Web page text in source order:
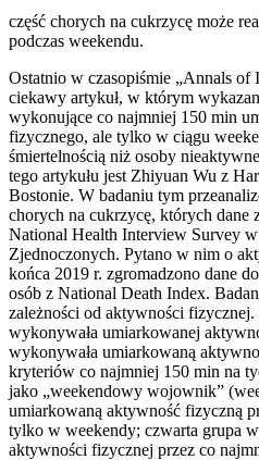
część chorych na cukrzycę może
podczas weekendu.
Ostatnio w czasopiśmie „Annals of
ciekawy artykuł, w którym
wykonujące co najmniej 150 min
fizycznego, ale tylko w ciągu
śmiertelnością niż osoby
tego artykułu jest Zhiyuan Wu z
Bostonie. W badaniu tym
chorych na cukrzycę, których dane
National Health Interview Survey
Zjednoczonych. Pytano w nim o
końca 2019 r. zgromadzono dane
osób z National Death Index.
zależności od aktywności fizycznej.
wykonywała umiarkowanej
wykonywała umiarkowaną
kryteriów co najmniej 150 min na
jako „weekendowy wojownik”
umiarkowaną aktywność fizyczną
tylko w weekendy; czwarta grupa
aktywności fizycznej przez co